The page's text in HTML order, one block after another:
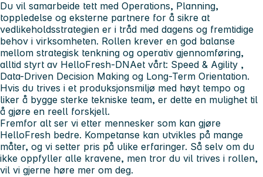
Du vil samarbeide tett med Operations, Planning,
toppledelse og eksterne partnere for å sikre at
vedlikeholdsstrategien er i tråd med dagens og fremtidige
behov i virksomheten. Rollen krever en god balanse
mellom strategisk tenkning og operativ gjennomføring,
alltid styrt av HelloFresh-DNAet vårt: Speed & Agility ,
Data-Driven Decision Making og Long-Term Orientation.
Hvis du trives i et produksjonsmiljø med høyt tempo og
liker å bygge sterke tekniske team, er dette en mulighet til
å gjøre en reell forskjell.
Fremfor alt ser vi etter mennesker som kan gjøre
HelloFresh bedre. Kompetanse kan utvikles på mange
måter, og vi setter pris på ulike erfaringer. Så selv om du
ikke oppfyller alle kravene, men tror du vil trives i rollen,
vil vi gjerne høre mer om deg.